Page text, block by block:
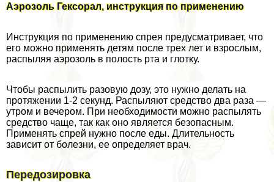
Аэрозоль Гексорал, инструкция по применению
Инструкция по применению спрея предусматривает, что
его можно применять детям после трех лет и взрослым,
распыляя аэрозоль в полость рта и глотку.
Чтобы распылить разовую дозу, это нужно делать на
протяжении 1-2 секунд. Распыляют средство два раза —
утром и вечером. При необходимости можно распылять
средство чаще, так как оно является безопасным.
Применять спрей нужно после еды. Длительность
зависит от болезни, ее определяет врач.
Передозировка